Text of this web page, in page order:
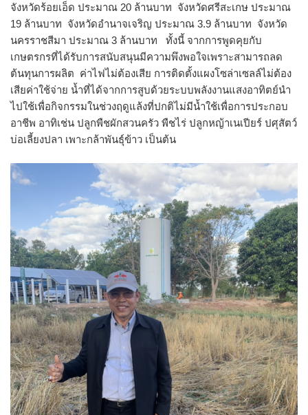
จังหวัดร้อยเอ็ด ประมาณ 20 ล้านบาท จังหวัดศรีสะเกษ ประมาณ
19 ล้านบาท จังหวัดอำนาจเจริญ ประมาณ 3.9 ล้านบาท จังหวัด
นครราชสีมา ประมาณ 3 ล้านบาท ทั้งนี้ จากการพูดคุยกับ
เกษตรกรที่ได้รับการสนับสนุนมีความพึงพอใจเพราะสามารถลด
ต้นทุนการผลิต ค่าไฟไม่ต้องเสีย การติดตั้งแผงโซล่าเซลล์ไม่ต้อง
เสียค่าใช้จ่าย น้ำที่ได้จากการสูบด้วยระบบพลังงานแสงอาทิตย์นำ
ไปใช้เพื่อกิจกรรมในช่วงฤดูแล้งที่ปกติไม่มีน้ำใช้เพื่อการประกอบ
อาชีพ อาทิเช่น ปลูกพืชผักสวนครัว พืชไร่ ปลูกหญ้าเนเปียร์ ปศุสัตว์
บ่อเลี้ยงปลา เพาะกล้าพันธุ์ข้าว เป็นต้น